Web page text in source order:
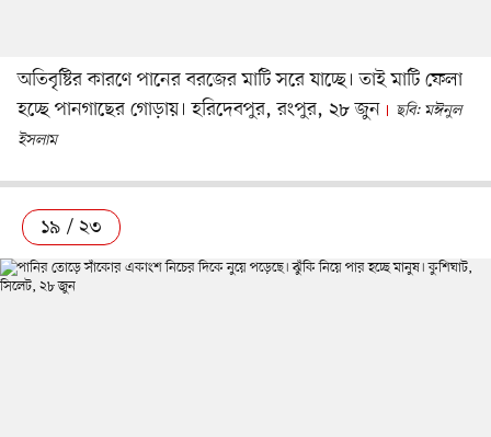
অতিবৃষ্টির কারণে পানের বরজের মাটি সরে যাচ্ছে। তাই মাটি ফেলা
হচ্ছে পানগাছের গোড়ায়। হরিদেবপুর, রংপুর, ২৮ জুন
ছবি: মঈনুল
ইসলাম
১৯ / ২৩